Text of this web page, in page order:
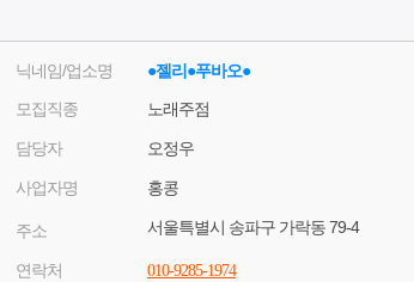
닉네임/업소명
●젤리●푸바오●
모집직종
노래주점
담당자 오정우
사업자명 홍콩
주소 서울특별시 송파구 가락동 79-4
연락처 010-9285-1974